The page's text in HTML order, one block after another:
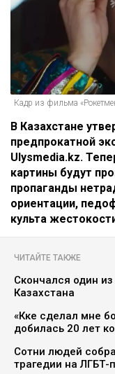
Кадр из фильма
В Казахстане
предпрокатной
Ulysmedia.kz.
картины будут
пропаганды
ориентации,
культа
ЧИТАЙТЕ ТАКЖЕ
Скончался один
Казахстана
«Көке сделал мне
добилась 20 лет
Сотни людей
трагедии на ЛГБТ-